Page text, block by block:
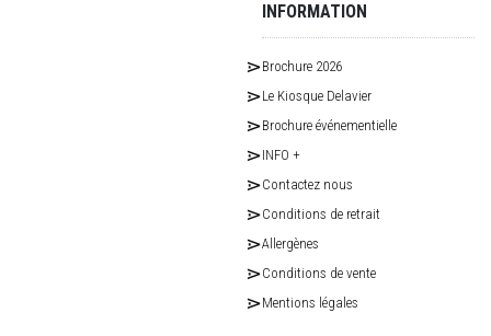
INFORMATION
Brochure 2026
Le Kiosque Delavier
Brochure événementielle
INFO +
Contactez nous
Conditions de retrait
Allergènes
Conditions de vente
Mentions légales